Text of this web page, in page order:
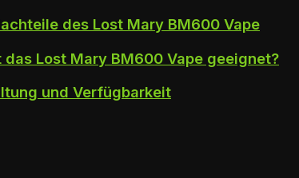
des Lost Mary BM600 Vape
das Lost Mary BM600 Vape geeignet?
und Verfügbarkeit